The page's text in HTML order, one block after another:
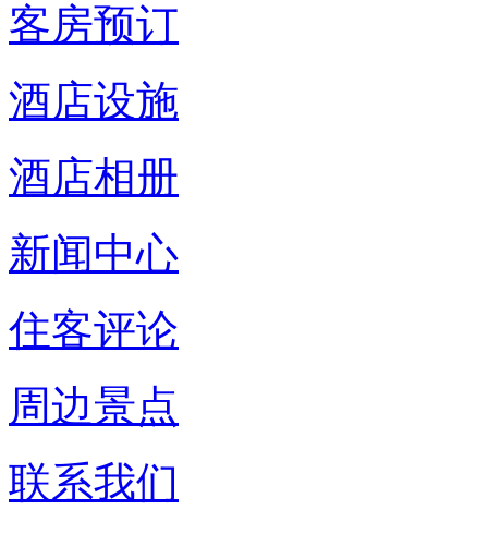
客房预订
酒店设施
酒店相册
新闻中心
住客评论
周边景点
联系我们